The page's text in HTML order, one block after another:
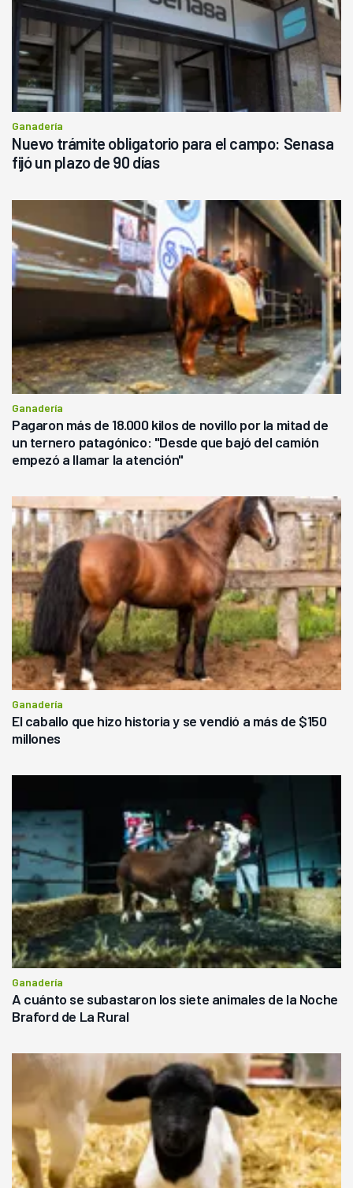
Ganadería
Nuevo trámite obligatorio para el campo: Senasa
fijó un plazo de 90 días
Ganadería
Pagaron más de 18.000 kilos de novillo por la mitad de
un ternero patagónico: "Desde que bajó del camión
empezó a llamar la atención"
Ganadería
El caballo que hizo historia y se vendió a más de $150
millones
Ganadería
A cuánto se subastaron los siete animales de la Noche
Braford de La Rural